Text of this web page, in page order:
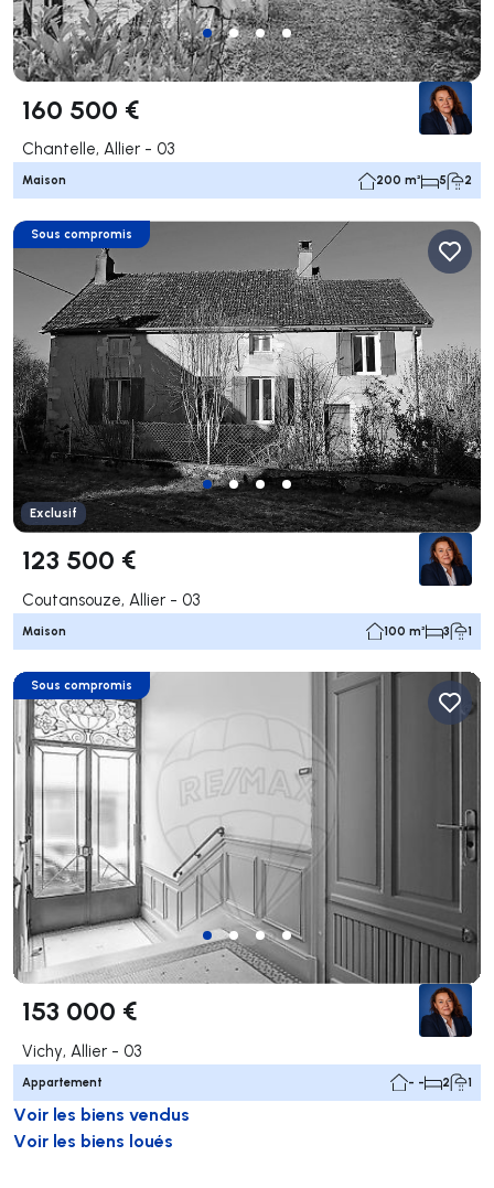
160 500 €
Chantelle, Allier - 03
Maison 200 m² 5 2
Sous compromis
Exclusif
123 500 €
Coutansouze, Allier - 03
Maison 100 m² 3 1
Sous compromis
153 000 €
Vichy, Allier - 03
Appartement - - 2 1
Voir les biens vendus
Voir les biens loués